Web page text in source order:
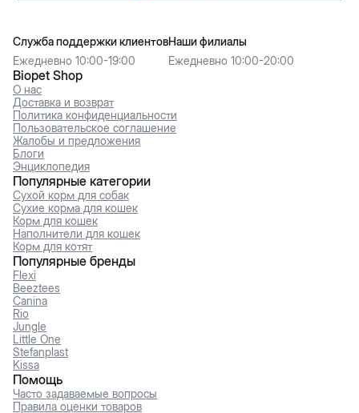
Biopet Shop
О нас
Доставка и возврат
Политика конфиденциальности
Пользовательское соглашение
Жалобы и предложения
Блоги
Энциклопедия
Служба поддержки клиентов
Ежедневно 10:00-19:00
Наши филиалы
Ежедневно 10:00-20:00
Популярные категории
Сухой корм для собак
Сухие корма для кошек
Корм для кошек
Наполнители для кошек
Корм для котят
Популярные бренды
Flexi
Beeztees
Canina
Rio
Jungle
Little One
Stefanplast
Kissa
Помощь
Часто задаваемые вопросы
Правила оценки товаров